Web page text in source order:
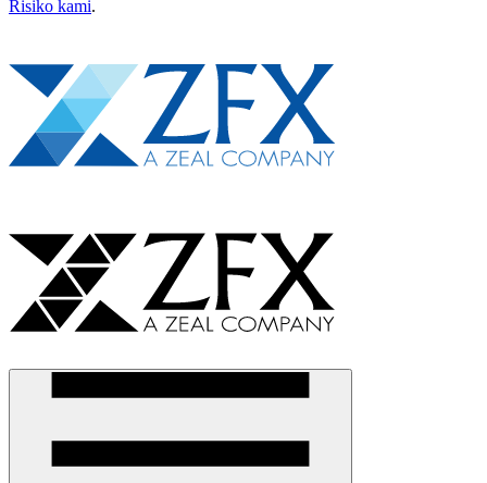
Risiko kami.